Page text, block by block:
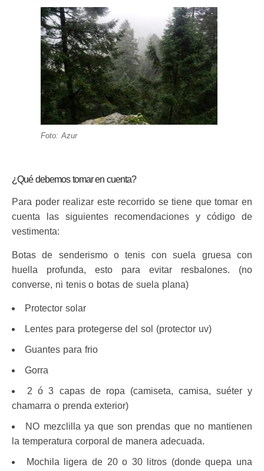
Foto: Azur
¿Qué debemos tomar en cuenta?
Para poder realizar este recorrido se tiene que tomar en
cuenta las siguientes recomendaciones y código de
vestimenta:
Botas de senderismo o tenis con suela gruesa con
huella profunda, esto para evitar resbalones. (no
converse, ni tenis o botas de suela plana)
Protector solar
Lentes para protegerse del sol (protector uv)
Guantes para frio
Gorra
2 ó 3 capas de ropa (camiseta, camisa, suéter y
chamarra o prenda exterior)
NO mezclilla ya que son prendas que no mantienen
la temperatura corporal de manera adecuada.
Mochila ligera de 20 o 30 litros (donde quepa una